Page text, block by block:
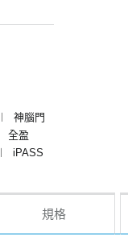
︱
神腦門
全盈
︱
iPASS
規格